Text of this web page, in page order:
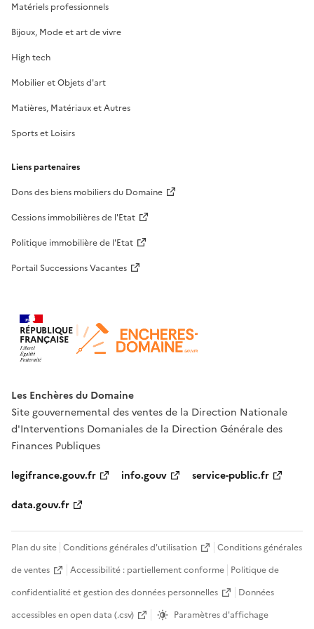
Matériels professionnels
Bijoux, Mode et art de vivre
High tech
Mobilier et Objets d'art
Matières, Matériaux et Autres
Sports et Loisirs
Liens partenaires
Dons des biens mobiliers du Domaine
Cessions immobilières de l'Etat
Politique immobilière de l'Etat
Portail Successions Vacantes
RÉPUBLIQUE
FRANÇAISE
Les Enchères du Domaine
Site gouvernemental des ventes de la Direction Nationale
d'Interventions Domaniales de la Direction Générale des
Finances Publiques
legifrance.gouv.fr
info.gouv
service-public.fr
data.gouv.fr
Plan du site Conditions générales d'utilisation
Conditions générales
de ventes
Accessibilité : partiellement conforme Politique de
confidentialité et gestion des données personnelles
Données
accessibles en open data (.csv)
Paramètres d'affichage